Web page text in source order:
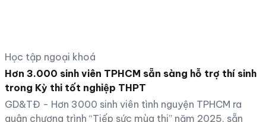
Học tập ngoại khoá
Hơn 3.000 sinh viên TPHCM sẵn sàng hỗ trợ thí sinh
trong Kỳ thi tốt nghiệp THPT
GD&TĐ - Hơn 3000 sinh viên tình nguyện TPHCM ra
quân chương trình “Tiếp sức mùa thi” năm 2025, sẵn